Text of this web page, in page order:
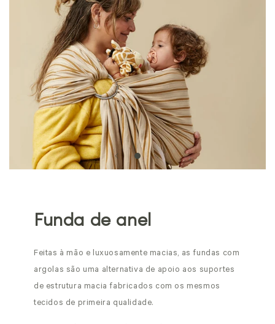
Funda de anel
Feitas à mão e luxuosamente macias, as fundas com
argolas são uma alternativa de apoio aos suportes
de estrutura macia fabricados com os mesmos
tecidos de primeira qualidade.